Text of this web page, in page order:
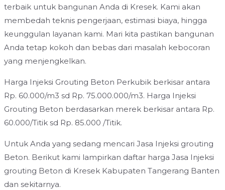
terbaik untuk bangunan Anda di Kresek. Kami akan
membedah teknis pengerjaan, estimasi biaya, hingga
keunggulan layanan kami. Mari kita pastikan bangunan
Anda tetap kokoh dan bebas dari masalah kebocoran
yang menjengkelkan.
Harga Injeksi Grouting Beton Perkubik berkisar antara
Rp. 60.000/m3 sd Rp. 75.000.000/m3. Harga Injeksi
Grouting Beton berdasarkan merek berkisar antara Rp.
60.000/Titik sd Rp. 85.000 /Titik.
Untuk Anda yang sedang mencari Jasa Injeksi grouting
Beton. Berikut kami lampirkan daftar harga Jasa Injeksi
grouting Beton di Kresek Kabupaten Tangerang Banten
dan sekitarnya.